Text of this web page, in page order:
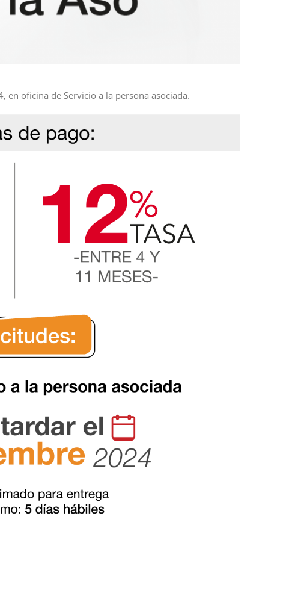
en oficina de Servicio a la persona asociada.